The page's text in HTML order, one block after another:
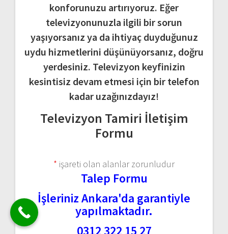
konforunuzu artırıyoruz. Eğer
televizyonunuzla ilgili bir sorun
yaşıyorsanız ya da ihtiyaç duyduğunuz
uydu hizmetlerini düşünüyorsanız, doğru
yerdesiniz. Televizyon keyfinizin
kesintisiz devam etmesi için bir telefon
kadar uzağınızdayız!
Televizyon Tamiri İletişim
Formu
* işareti olan alanlar zorunludur
Talep Formu
İşleriniz Ankara'da garantiyle
yapılmaktadır.
0312 322 15 27